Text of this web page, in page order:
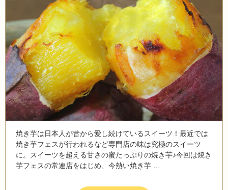
焼き芋は日本人が昔から愛し続けているスイーツ！最近では
焼き芋フェスが行われるなど専門店の味は究極のスイーツ
に。スイーツを超える甘さの蜜たっぷりの焼き芋♪今回は焼き
芋フェスの常連店をはじめ、今熱い焼き芋 …